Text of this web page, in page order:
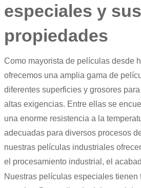
especiales y sus
propiedades
Como mayorista de películas desde
ofrecemos una amplia gama de
diferentes superficies y grosores
altas exigencias. Entre ellas se
una enorme resistencia a la
adecuadas para diversos procesos
nuestras películas industriales
el procesamiento industrial, el
Nuestras películas especiales tienen